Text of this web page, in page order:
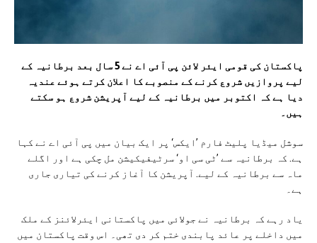
پاکستان کی قومی ایئر لائن پی آئی اے نے 5 سال بعد برطانیہ کے
لیے پروازیں شروع کرنے کے منصوبے کا اعلان کرتے ہوئے عندیہ
دیا ہے کہ اکتوبر میں برطانیہ کے لیے آپریشن شروع ہو سکتے
ہیں۔
سوشل میڈیا پلیٹ فارم ’ایکس‘ پر ایک بیان میں پی آئی اے نے کہا
ہے. کہ برطانیہ سے ’ٹی سی او‘ سرٹیفیکیشن مل چکی ہے اور اگلے
ماہ سے برطانیہ کے لیے. آپریشن کا آغاز کرنے کی تیاری جاری
ہے۔
یاد رہے کہ برطانیہ نے جولائی میں پاکستانی ایئرلائنز کے ملک
میں داخلے پر عائد پابندی ختم کر دی تھی۔ اس وقت پاکستان میں